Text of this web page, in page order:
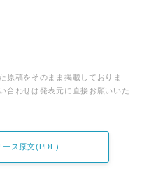
原稿をそのまま掲載しておりま
合わせは発表元に直接お願いいた
ース原文(PDF)